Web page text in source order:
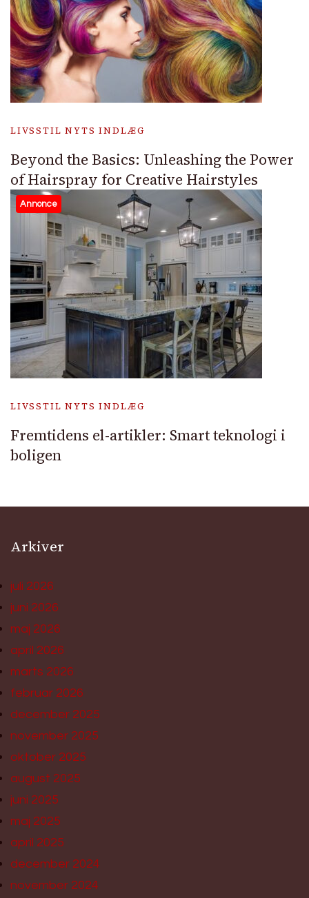
LIVSSTIL NYTS INDLÆG
Beyond the Basics: Unleashing the Power
of Hairspray for Creative Hairstyles
Annonce
LIVSSTIL NYTS INDLÆG
Fremtidens el-artikler: Smart teknologi i
boligen
Arkiver
juli 2026
juni 2026
maj 2026
april 2026
marts 2026
februar 2026
december 2025
november 2025
oktober 2025
august 2025
juni 2025
maj 2025
april 2025
december 2024
november 2024